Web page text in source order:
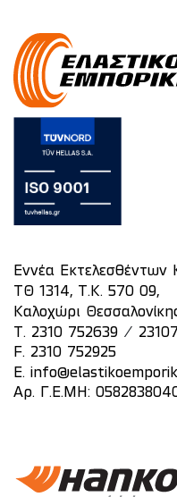
Εννέα Εκτελεσθέντων
ΤΘ 1314, Τ.Κ. 570 09,
Καλοχώρι
T. 2310 752639 /
F. 2310 752925
E.
Αρ. Γ.Ε.ΜΗ: